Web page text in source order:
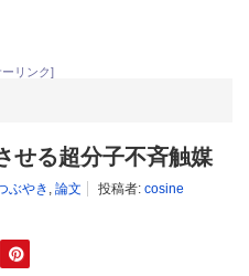
リンク]
せる超分子不斉触媒
ぶやき , 論文 投稿者: cosine